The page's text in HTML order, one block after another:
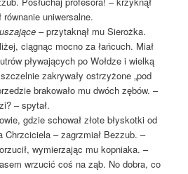
uniwersalne.
– przytaknął mu Sierożka.
ciągnąc mocno za łańcuch. Miał
pływających po Wołdze i wielką
zakrywały ostrzyżone „pod
brakowało mu dwóch zębów. –
– spytał.
gdzie schował złote błyskotki od
Chrzciciela – zagrzmiał Bezzub. –
wymierzając mu kopniaka. –
wrzucić coś na ząb. No dobra, co